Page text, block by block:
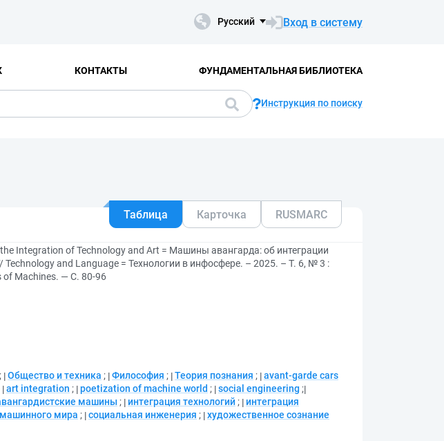
Русский Вход в систему
КОНТАКТЫ ФУНДАМЕНТАЛЬНАЯ БИБЛИОТЕКА
Инструкция по поиску
Таблица Карточка RUSMARC
Integration of Technology and Art = Машины авангарда: об интеграции
Technology and Language = Технологии в инфосфере. – 2025. – Т. 6, № 3 :
of Machines. — С. 80-96
; Общество и техника ; Философия ; Теория познания ; avant-garde cars
art integration ; poetization of machine world ; social engineering ;
машины ; интеграция технологий ;
интеграция
мира ; социальная инженерия ; художественное сознание